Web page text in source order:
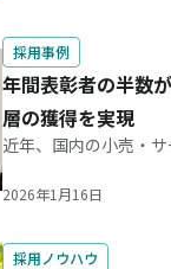
採用事例
年間表彰者の半数
層の獲得を実現
近年、国内の小売・
力が求められる携帯
ヴィレッジ・テレコム
2026年1月16日
採用ノウハウ